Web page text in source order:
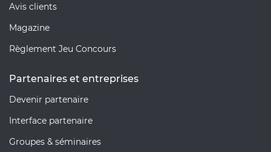
Avis clients
Magazine
Règlement Jeu Concours
Partenaires et entreprises
Devenir partenaire
Interface partenaire
Groupes & séminaires